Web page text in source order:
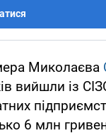
Миколаєва
вийшли із
6 млн